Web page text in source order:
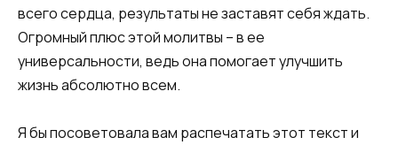
всего сердца, результаты не заставят себя ждать.
Огромный плюс этой молитвы – в ее
универсальности, ведь она помогает улучшить
жизнь абсолютно всем.
Я бы посоветовала вам распечатать этот текст и